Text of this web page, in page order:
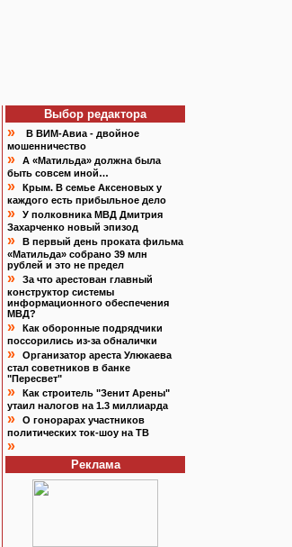
Выбор редактора
»
В ВИМ-Авиа - двойное
мошенничество
»
А «Матильда» должна была
быть совсем иной…
»
Крым. В семье Аксеновых у
каждого есть прибыльное дело
»
У полковника МВД Дмитрия
Захарченко новый эпизод
»
В первый день проката фильма
«Матильда» собрано 39 млн
рублей и это не предел
»
За что арестован главный
конструктор системы
информационного обеспечения
МВД?
»
Как оборонные подрядчики
поссорились из-за обналички
»
Организатор ареста Улюкаева
стал советников в банке
"Пересвет"
»
Как строитель "Зенит Арены"
утаил налогов на 1.3 миллиарда
»
О гонорарах участников
политических ток-шоу на ТВ
»
Реклама